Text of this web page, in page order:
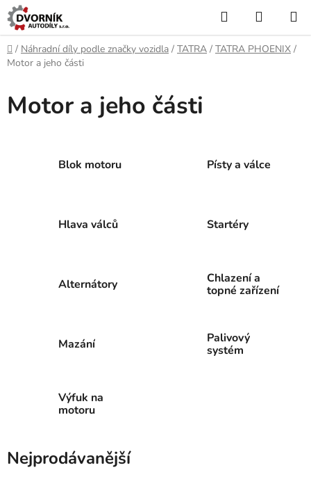
Přejít
na
obsah
Hledat
KOŠÍK
Domů
/ Náhradní díly podle značky vozidla / TATRA / TATRA PHOENIX /
Motor a jeho části
Motor a jeho části
Blok motoru Písty a válce
Hlava válců Startéry
Alternátory
Chlazení a
topné zařízení
Mazání
Palivový
systém
Výfuk na
motoru
Nejprodávanější